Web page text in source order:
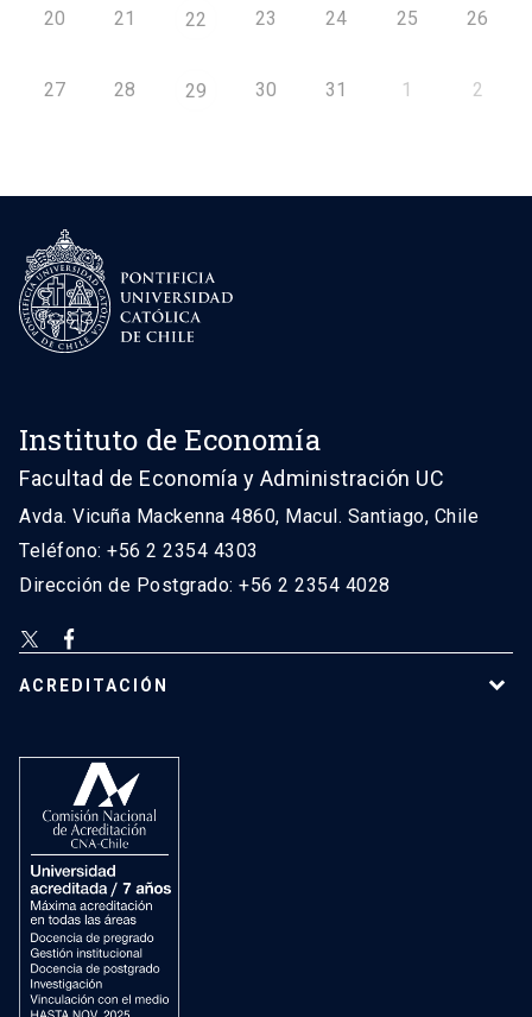
20 21 22 23 24 25 26
27 28 29 30 31 1 2
Instituto de Economía
Facultad de Economía y Administración UC
Avda. Vicuña Mackenna 4860, Macul. Santiago, Chile
Teléfono: +56 2 2354 4303
Dirección de Postgrado: +56 2 2354 4028
ACREDITACIÓN